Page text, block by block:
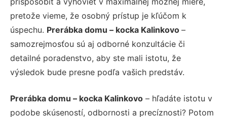
pretože vieme, že osobný prístup je kľúčom k
úspechu. Prerábka domu – kocka Kalinkovo –
samozrejmosťou sú aj odborné konzultácie či
detailné poradenstvo, aby ste mali istotu, že
výsledok bude presne podľa vašich predstáv.
Prerábka domu – kocka Kalinkovo – hľadáte istotu v
podobe skúseností, odbornosti a precíznosti? Potom